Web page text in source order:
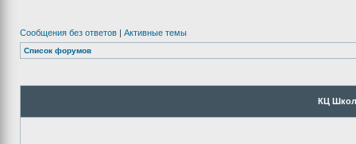
Сообщения без ответов | Активные темы
Список форумов
КЦ